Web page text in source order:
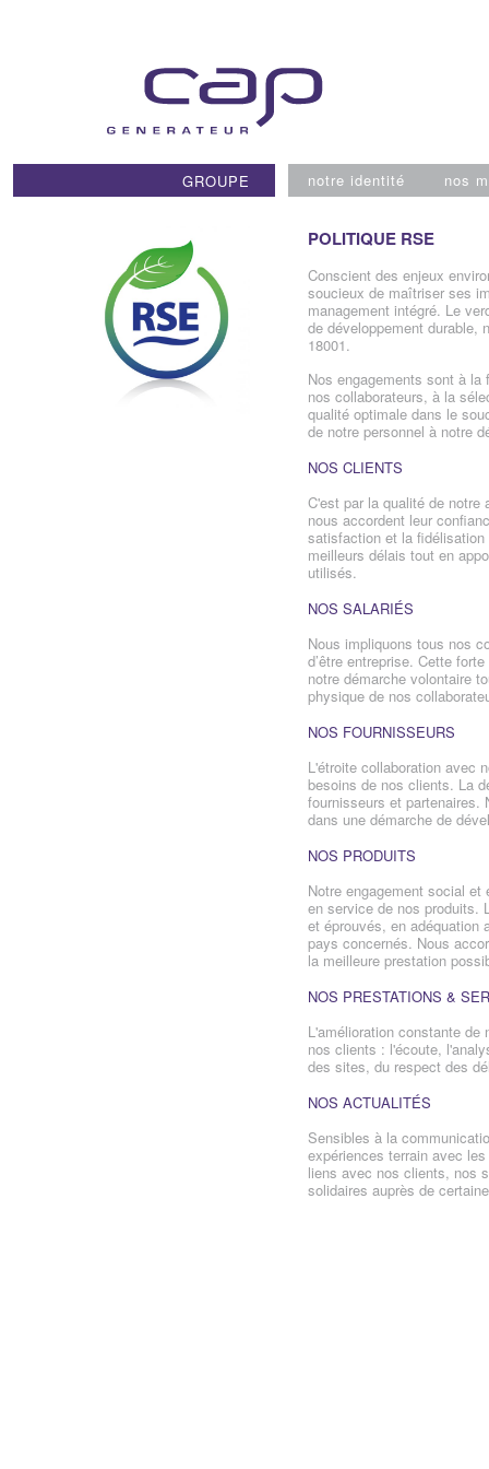
GROUPE notre identité nos
POLITIQUE RSE
Conscient des enjeux
soucieux de maîtriser ses
management intégré. Le
de développement durable,
18001.
Nos engagements sont à
nos collaborateurs, à la
qualité optimale dans le
de notre personnel à notre
NOS CLIENTS
C'est par la qualité de
nous accordent leur
satisfaction et la
meilleurs délais tout en
utilisés.
NOS SALARIÉS
Nous impliquons tous nos
d’être entreprise. Cette
notre démarche volontaire
physique de nos
NOS FOURNISSEURS
L'étroite collaboration avec
besoins de nos clients. La
fournisseurs et partenaires.
dans une démarche de
NOS PRODUITS
Notre engagement social
en service de nos produits.
et éprouvés, en adéquation
pays concernés. Nous
la meilleure prestation
NOS PRESTATIONS &
L'amélioration constante de
nos clients : l'écoute,
des sites, du respect des
NOS ACTUALITÉS
Sensibles à la
expériences terrain avec
liens avec nos clients, nos
solidaires auprès de